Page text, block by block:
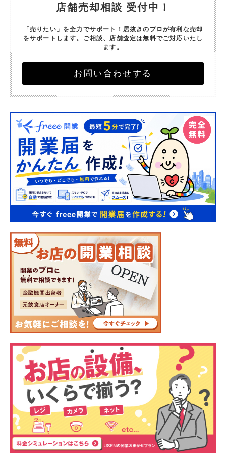
店舗売却相談 受付中！
「売りたい」を全力でサポート！ 居抜きのプロが有利な売却
をサポートします。 ご相談、店舗査定は無料でご対応いたし
ます。
お問い合わせする